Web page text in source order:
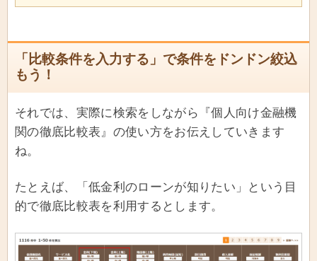
「比較条件を入力する」で条件をドンドン絞込
もう！
それでは、実際に検索をしながら『個人向け金融機
関の徹底比較表』の使い方をお伝えしていきます
ね。
たとえば、「低金利のローンが知りたい」という目
的で徹底比較表を利用するとします。